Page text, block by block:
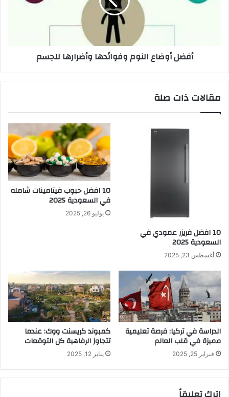
أفضل أوضاع النوم وفوائدها وأضرارها للجسم
مقالات ذات صلة
10 افضل فريزر عمودي​ في
السعودية​ 2025
أغسطس 23, 2025
10 افضل حبوب فيتامينات شامله​
في السعودية 2025
يوليو 26, 2025
الدراسة في تركيا: فرصة تعليمية
مميزة في قلب العالم
فبراير 25, 2025
كمبوند كريسنت ووك: عندما
تتجاوز الرفاهية كل التوقعات
يناير 12, 2025